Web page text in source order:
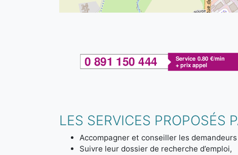
LES SERVICES PROPOSÉS
Accompagner et conseiller les demandeurs
Suivre leur dossier de recherche d’emploi,